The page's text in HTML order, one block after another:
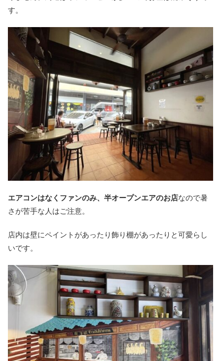
す。
エアコンはなくファンのみ、半オープンエアのお店なので暑
さが苦手な人はご注意。
店内は壁にペイントがあったり飾り棚があったりと可愛らし
いです。